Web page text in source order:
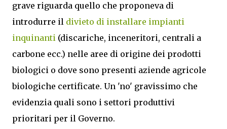
grave riguarda quello che proponeva di
introdurre il divieto di installare impianti
inquinanti (discariche, inceneritori, centrali a
carbone ecc.) nelle aree di origine dei prodotti
biologici o dove sono presenti aziende agricole
biologiche certificate. Un 'no' gravissimo che
evidenzia quali sono i settori produttivi
prioritari per il Governo.